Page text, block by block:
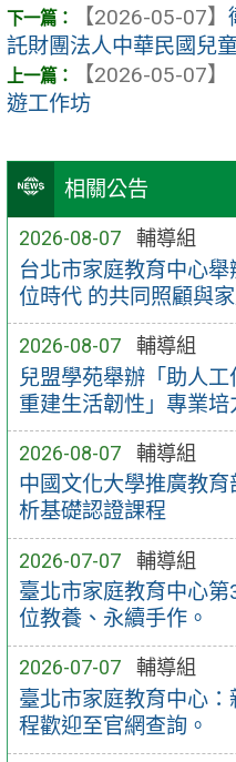
相關公告
2026-08-07 輔導組
台北市家庭教育中心
位時代 的共同照顧與
2026-08-07 輔導組
兒盟學苑舉辦「助人
重建生活韌性」專業培
2026-08-07 輔導組
中國文化大學推廣教
析基礎認證課程
2026-07-07 輔導組
臺北市家庭教育中心
位教養、永續手作。
2026-07-07 輔導組
臺北市家庭教育中心
程歡迎至官網查詢。
【2026-05-07】
託財團法人中華民國兒
【2026-05-07】
遊工作坊